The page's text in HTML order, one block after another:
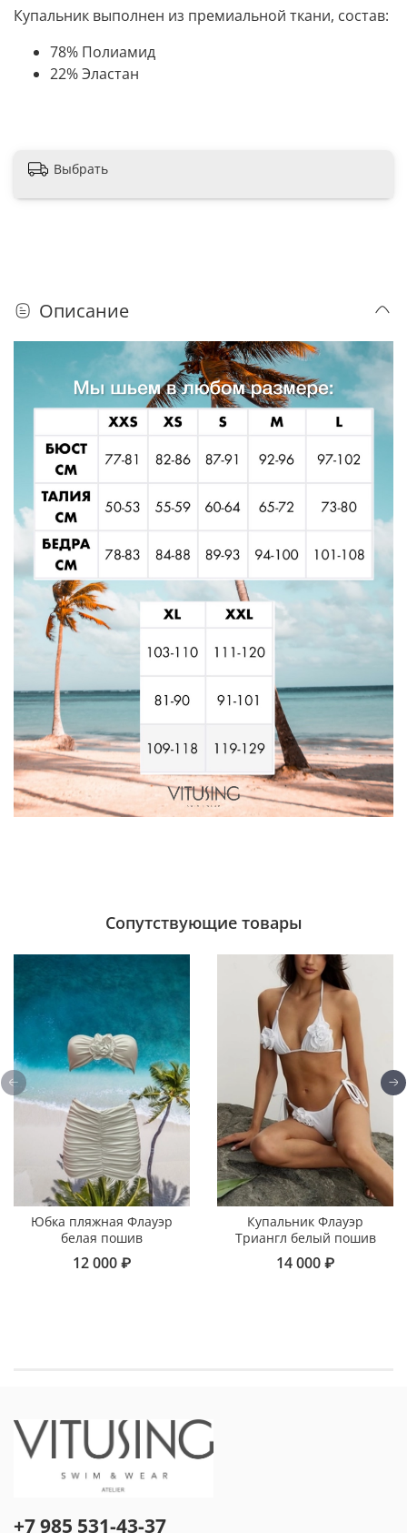
Купальник выполнен из премиальной ткани, состав:
78% Полиамид
22% Эластан
Выбрать
Описание
Сопутствующие товары
Юбка пляжная Флауэр
белая пошив
12 000 ₽
Купальник Флауэр
Триангл белый пошив
14 000 ₽
+7 985 531-43-37